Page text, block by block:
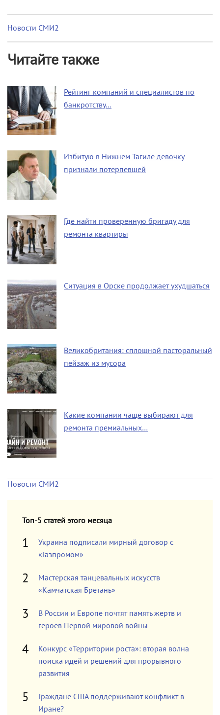
Новости СМИ2
Читайте также
Рейтинг компаний и специалистов по
банкротству…
Избитую в Нижнем Тагиле девочку
признали потерпевшей
Где найти проверенную бригаду для
ремонта квартиры
Ситуация в Орске продолжает ухудшаться
Великобритания: сплошной пасторальный
пейзаж из мусора
Какие компании чаще выбирают для
ремонта премиальных…
Новости СМИ2
Топ-5 статей этого месяца
Украина подписали мирный договор с
«Газпромом»
Мастерская танцевальных искусств
«Камчатская Бретань»
В России и Европе почтят память жертв и
героев Первой мировой войны
Конкурс «Территории роста»: вторая волна
поиска идей и решений для прорывного
развития
Граждане США поддерживают конфликт в
Иране?